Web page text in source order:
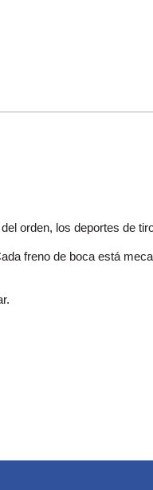
orden, los deportes de
freno de boca está